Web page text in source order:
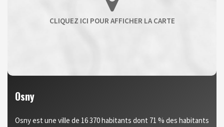
Osny
Osny est une ville de 16 370 habitants dont 71 % des habitants